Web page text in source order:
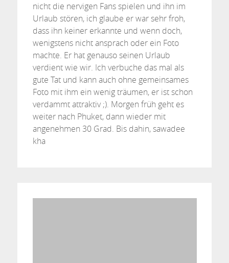
nicht die nervigen Fans spielen und ihn im
Urlaub stören, ich glaube er war sehr froh,
dass ihn keiner erkannte und wenn doch,
wenigstens nicht ansprach oder ein Foto
machte. Er hat genauso seinen Urlaub
verdient wie wir. Ich verbuche das mal als
gute Tat und kann auch ohne gemeinsames
Foto mit ihm ein wenig träumen, er ist schon
verdammt attraktiv ;). Morgen früh geht es
weiter nach Phuket, dann wieder mit
angenehmen 30 Grad. Bis dahin, sawadee
kha